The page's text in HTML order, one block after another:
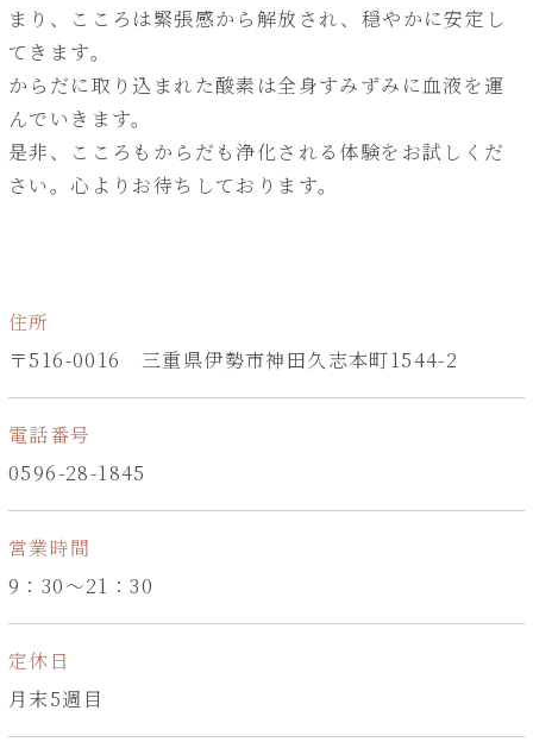
まり、こころは緊張感から解放され、穏やかに安定し
てきます。
からだに取り込まれた酸素は全身すみずみに血液を運
んでいきます。
是非、こころもからだも浄化される体験をお試しくだ
さい。心よりお待ちしております。
住所
〒516-0016 三重県伊勢市神田久志本町1544-2
電話番号
0596-28-1845
営業時間
9：30～21：30
定休日
月末5週目